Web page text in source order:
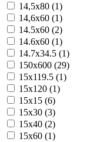
14,5x80 (1)
14,6x60 (1)
14.5x60 (2)
14.6x60 (1)
14.7x34.5 (1)
150x600 (29)
15x119.5 (1)
15x120 (1)
15x15 (6)
15x30 (3)
15x40 (2)
15x60 (1)